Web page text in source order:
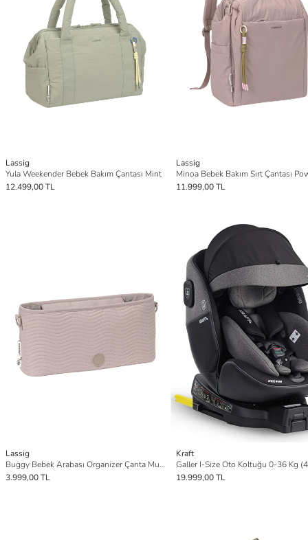
Lassig
Yula Weekender Bebek Bakım Çantası Mint
12.499,00 TL
Lassig
11.999,00 TL
Lassig
Buggy Bebek Arabası Organizer Çanta Mushroom
3.999,00 TL
Kraft
19.999,00 TL